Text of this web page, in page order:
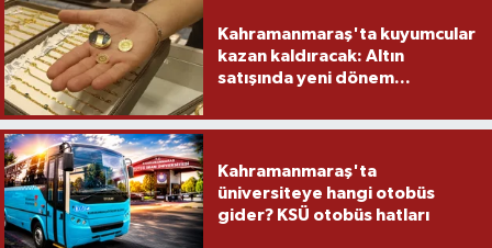
Kahramanmaraş'ta kuyumcular
kazan kaldıracak: Altın
satışında yeni dönem...
Kahramanmaraş'ta
üniversiteye hangi otobüs
gider? KSÜ otobüs hatları